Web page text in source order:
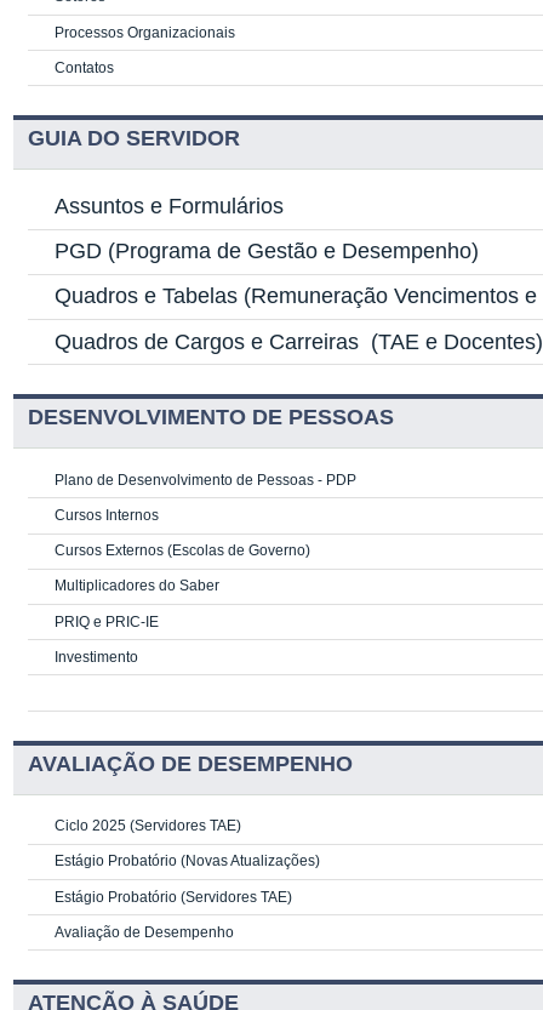
Processos Organizacionais
Contatos
GUIA DO SERVIDOR
Assuntos e Formulários
PGD (Programa de Gestão e Desempenho)
Quadros e Tabelas (Remuneração Vencimentos
Quadros de Cargos e Carreiras (TAE e Docentes)
DESENVOLVIMENTO DE PESSOAS
Plano de Desenvolvimento de Pessoas - PDP
Cursos Internos
Cursos Externos (Escolas de Governo)
Multiplicadores do Saber
PRIQ e PRIC-IE
Investimento
AVALIAÇÃO DE DESEMPENHO
Ciclo 2025 (Servidores TAE)
Estágio Probatório (Novas Atualizações)
Estágio Probatório (Servidores TAE)
Avaliação de Desempenho
ATENÇÃO À SAÚDE